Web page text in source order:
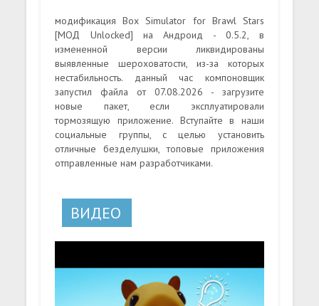
модификация Box Simulator for Brawl Stars
[МОД Unlocked] на Андроид - 0.5.2, в
измененной версии ликвидированы
выявленные шероховатости, из-за которых
нестабильность. данный час компоновщик
запустил файла от 07.08.2026 - загрузите
новые пакет, если эксплуатировали
тормозящую приложение. Вступайте в наши
социальные группы, с целью установить
отличные безделушки, топовые приложения
отправленные нам разработчиками.
ВИДЕО